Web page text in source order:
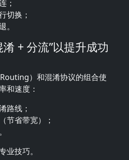
；
切换；
。
+ 分流”以提升成功
）和混淆协议的组合使
和速度：
路线；
节省带宽）；
业技巧。